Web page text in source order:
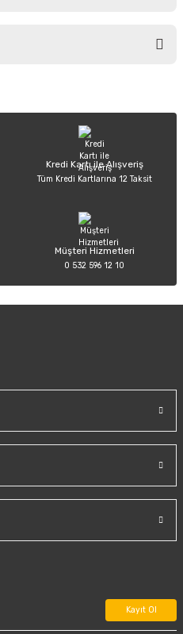
formunu kullanarak tarafımıza
bulunuyor.
siz yapın!
Kredi Kartı ile Alışveriş
Tüm Kredi Kartlarına 12 Taksit
Müşteri Hizmetleri
0 532 596 12 10
Kayıt Ol